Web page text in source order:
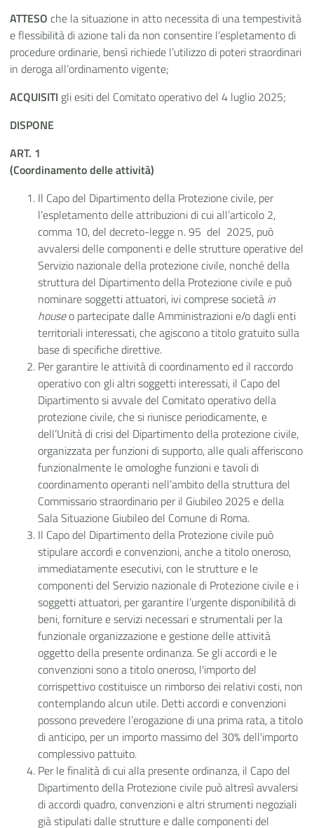
ATTESO che la situazione in atto necessita di una tempestività
e flessibilità di azione tali da non consentire l’espletamento di
procedure ordinarie, bensì richiede l’utilizzo di poteri straordinari
in deroga all’ordinamento vigente;
ACQUISITI gli esiti del Comitato operativo del 4 luglio 2025;
DISPONE
ART. 1
(Coordinamento delle attività)
Il Capo del Dipartimento della Protezione civile, per
l’espletamento delle attribuzioni di cui all’articolo 2,
comma 10, del decreto-legge n. 95 del 2025, può
avvalersi delle componenti e delle strutture operative del
Servizio nazionale della protezione civile, nonché della
struttura del Dipartimento della Protezione civile e può
nominare soggetti attuatori, ivi comprese società in
houseo partecipate dalle Amministrazioni e/o dagli enti
territoriali interessati, che agiscono a titolo gratuito sulla
base di specifiche direttive.
Per garantire le attività di coordinamento ed il raccordo
operativo con gli altri soggetti interessati, il Capo del
Dipartimento si avvale del Comitato operativo della
protezione civile, che si riunisce periodicamente, e
dell’Unità di crisi del Dipartimento della protezione civile,
organizzata per funzioni di supporto, alle quali afferiscono
funzionalmente le omologhe funzioni e tavoli di
coordinamento operanti nell’ambito della struttura del
Commissario straordinario per il Giubileo 2025 e della
Sala Situazione Giubileo del Comune di Roma.
Il Capo del Dipartimento della Protezione civile può
stipulare accordi e convenzioni, anche a titolo oneroso,
immediatamente esecutivi, con le strutture e le
componenti del Servizio nazionale di Protezione civile e i
soggetti attuatori, per garantire l’urgente disponibilità di
beni, forniture e servizi necessari e strumentali per la
funzionale organizzazione e gestione delle attività
oggetto della presente ordinanza. Se gli accordi e le
convenzioni sono a titolo oneroso, l'importo del
corrispettivo costituisce un rimborso dei relativi costi, non
contemplando alcun utile. Detti accordi e convenzioni
possono prevedere l’erogazione di una prima rata, a titolo
di anticipo, per un importo massimo del 30% dell'importo
complessivo pattuito.
Per le finalità di cui alla presente ordinanza, il Capo del
Dipartimento della Protezione civile può altresì avvalersi
di accordi quadro, convenzioni e altri strumenti negoziali
già stipulati dalle strutture e dalle componenti del